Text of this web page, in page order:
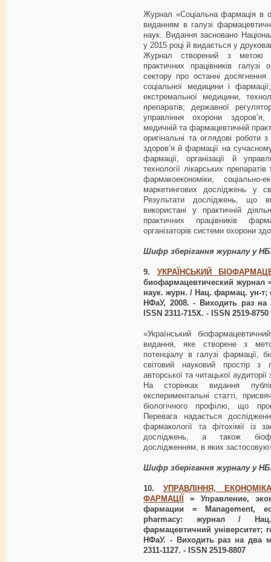
Журнал «Соціальна фармація в
виданням в галузі
наук. Видання засновано
у 2015 році й видається у
Журнал створений з метою
практичних працівників
сектору про останні
соціальної медицини і
екстремальної медицини,
препаратів; державної
управління охорони
медичній та фармацевтичній
оригінальні та оглядові роботи
здоров’я й фармації на
фармації, організації й
технології лікарських
фармакоекономіки, соціально-
маркетингових досліджень у
Результати досліджень, що
використані у практичній
практичних працівників
організаторів системи охорони
Шифр зберігання журналу у
9. УКРАЇНСЬКИЙ
биофармацевтический журнал
наук. журн. / Нац. фармац. ун-
НФаУ, 2008. - Виходить раз на
ISSN 2311-715X. - ISSN 2519-8750
«Український
видання, яке створене з
потенціалу в галузі фармації,
світовий науковий простір з
авторської та читацької
На сторінках видання
експериментальні статті,
біологічного профілю, що
Перевага надається
фармакології та фітохімії із
досліджень, а також
дослідженням, в яких
Шифр зберігання журналу у
10. УПРАВЛІННЯ,
ФАРМАЦІЇ
= Управление,
фармации = Management,
pharmacy: журнал /
фармацевтичний університет;
НФаУ. - Виходить раз на два
2311-1127. - ISSN 2519-8807